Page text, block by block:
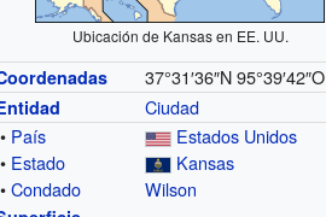
Ubicación de Kansas en EE. UU.
37°31′36″N 95°39′42″O
Ciudad
• País
Estados Unidos
• Estado
Kansas
•Condado Wilson